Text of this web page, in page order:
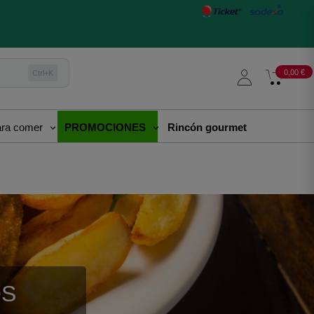
Ctrl+K 0,00 €
comer PROMOCIONES Rincón gourmet